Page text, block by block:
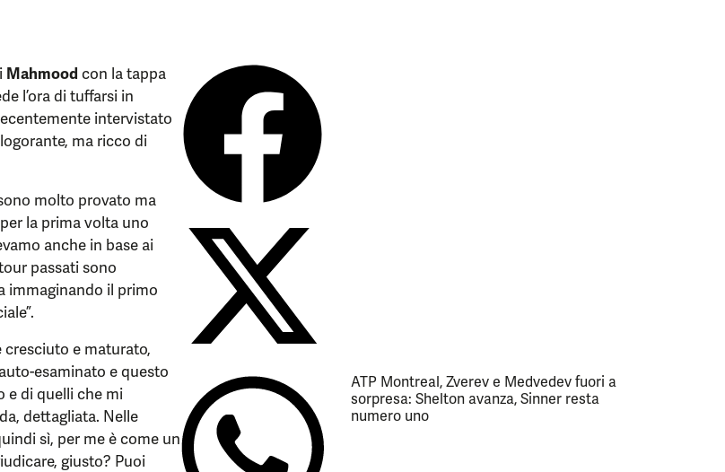
Mahmood con la tappa
l’ora di tuffarsi in
intervistato
ma ricco di
molto provato ma
la prima volta uno
anche in base ai
passati sono
immaginando il primo
e maturato,
esaminato e questo
e di quelli che mi
dettagliata. Nelle
sì, per me è come un
giusto? Puoi
ATP Montreal, Zverev e Medvedev fuori a
sorpresa: Shelton avanza, Sinner resta
numero uno